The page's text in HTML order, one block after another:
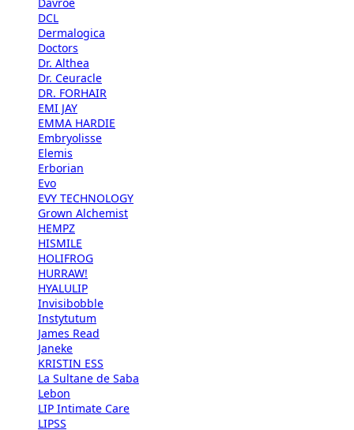
DCL
Dermalogica
Doctors
Dr. Althea
Dr. Ceuracle
DR. FORHAIR
EMI JAY
EMMA HARDIE
Embryolisse
Elemis
Erborian
Evo
EVY TECHNOLOGY
Grown Alchemist
HEMPZ
HISMILE
HOLIFROG
HURRAW!
HYALULIP
Invisibobble
Instytutum
James Read
Janeke
KRISTIN ESS
La Sultane de Saba
Lebon
LIP Intimate Care
LIPSS